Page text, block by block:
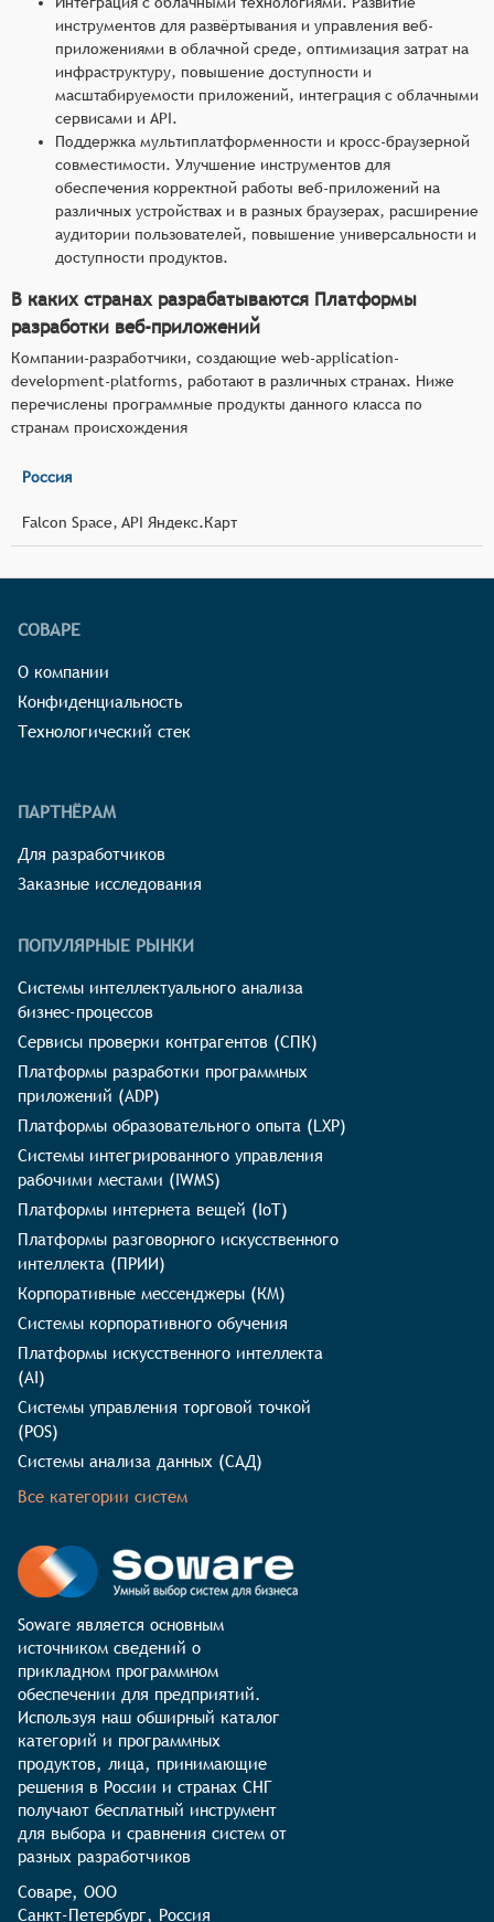
инструментов для развёртывания и управления веб-
приложениями в облачной среде, оптимизация затрат на
инфраструктуру, повышение доступности и
масштабируемости приложений, интеграция с облачными
сервисами и API.
Поддержка мультиплатформенности и кросс-браузерной
совместимости. Улучшение инструментов для
обеспечения корректной работы веб-приложений на
различных устройствах и в разных браузерах, расширение
аудитории пользователей, повышение универсальности и
доступности продуктов.
В каких странах разрабатываются Платформы
разработки веб-приложений
Компании-разработчики, создающие web-application-
development-platforms, работают в различных странах. Ниже
перечислены программные продукты данного класса по
странам происхождения
Россия
Falcon Space, API Яндекс.Карт
СОВАРЕ
О компании
Конфиденциальность
Технологический стек
ПАРТНЁРАМ
Для разработчиков
Заказные исследования
ПОПУЛЯРНЫЕ РЫНКИ
Системы интеллектуального анализа
бизнес-процессов
Сервисы проверки контрагентов (СПК)
Платформы разработки программных
приложений (ADP)
Платформы образовательного опыта (LXP)
Системы интегрированного управления
рабочими местами (IWMS)
Платформы интернета вещей (IoT)
Платформы разговорного искусственного
интеллекта (ПРИИ)
Корпоративные мессенджеры (КМ)
Системы корпоративного обучения
Платформы искусственного интеллекта
(AI)
Системы управления торговой точкой
(POS)
Системы анализа данных (САД)
Все категории систем
Soware является основным
источником сведений о
прикладном программном
обеспечении для предприятий.
Используя наш обширный каталог
категорий и программных
продуктов, лица, принимающие
решения в России и странах СНГ
получают бесплатный инструмент
для выбора и сравнения систем от
разных разработчиков
Соваре, ООО
Санкт-Петербург, Россия